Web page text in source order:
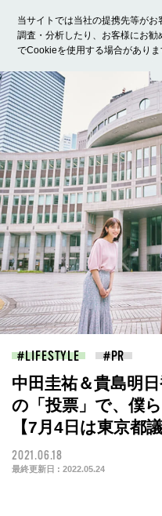
当サイトでは当社の提携先等がお
調査・分析したり、お客様にお勧
でCookieを使用する場合がありま
ホーム モデル募集 ラ
LIFESTYLE
中田圭祐＆貴島明
の「投票」で、僕
【7月4日は東京都
2021.06.18
最終更新日 : 2022.05.24